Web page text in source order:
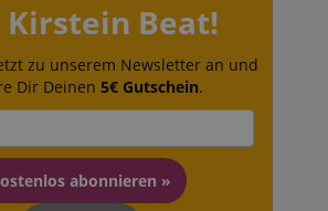
Kirstein Beat!
zu unserem Newsletter an und
Dir Deinen 5€ Gutschein.
abonnieren »